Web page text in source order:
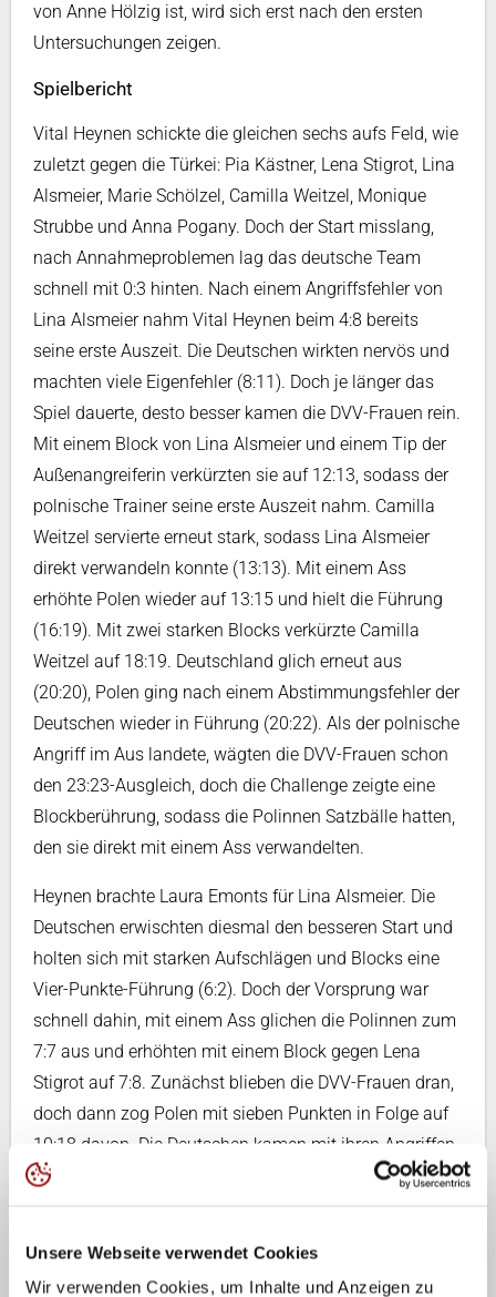
Unsere Webseite verwendet Cookies
Wir verwenden Cookies, um Inhalte und Anzeigen zu
von Anne Hölzig ist, wird sich erst nach den ersten
Untersuchungen zeigen.
Spielbericht
Vital Heynen schickte die gleichen sechs aufs Feld, wie
zuletzt gegen die Türkei: Pia Kästner, Lena Stigrot, Lina
Alsmeier, Marie Schölzel, Camilla Weitzel, Monique
Strubbe und Anna Pogany. Doch der Start misslang,
nach Annahmeproblemen lag das deutsche Team
schnell mit 0:3 hinten. Nach einem Angriffsfehler von
Lina Alsmeier nahm Vital Heynen beim 4:8 bereits
seine erste Auszeit. Die Deutschen wirkten nervös und
machten viele Eigenfehler (8:11). Doch je länger das
Spiel dauerte, desto besser kamen die DVV-Frauen rein.
Mit einem Block von Lina Alsmeier und einem Tip der
Außenangreiferin verkürzten sie auf 12:13, sodass der
polnische Trainer seine erste Auszeit nahm. Camilla
Weitzel servierte erneut stark, sodass Lina Alsmeier
direkt verwandeln konnte (13:13). Mit einem Ass
erhöhte Polen wieder auf 13:15 und hielt die Führung
(16:19). Mit zwei starken Blocks verkürzte Camilla
Weitzel auf 18:19. Deutschland glich erneut aus
(20:20), Polen ging nach einem Abstimmungsfehler der
Deutschen wieder in Führung (20:22). Als der polnische
Angriff im Aus landete, wägten die DVV-Frauen schon
den 23:23-Ausgleich, doch die Challenge zeigte eine
Blockberührung, sodass die Polinnen Satzbälle hatten,
den sie direkt mit einem Ass verwandelten.
Heynen brachte Laura Emonts für Lina Alsmeier. Die
Deutschen erwischten diesmal den besseren Start und
holten sich mit starken Aufschlägen und Blocks eine
Vier-Punkte-Führung (6:2). Doch der Vorsprung war
schnell dahin, mit einem Ass glichen die Polinnen zum
7:7 aus und erhöhten mit einem Block gegen Lena
Stigrot auf 7:8. Zunächst blieben die DVV-Frauen dran,
doch dann zog Polen mit sieben Punkten in Folge auf
10:18 davon. Die Deutschen kamen mit ihren Angriffen
überhaupt nicht mehr durch. Erst ein Aufschlagfehler